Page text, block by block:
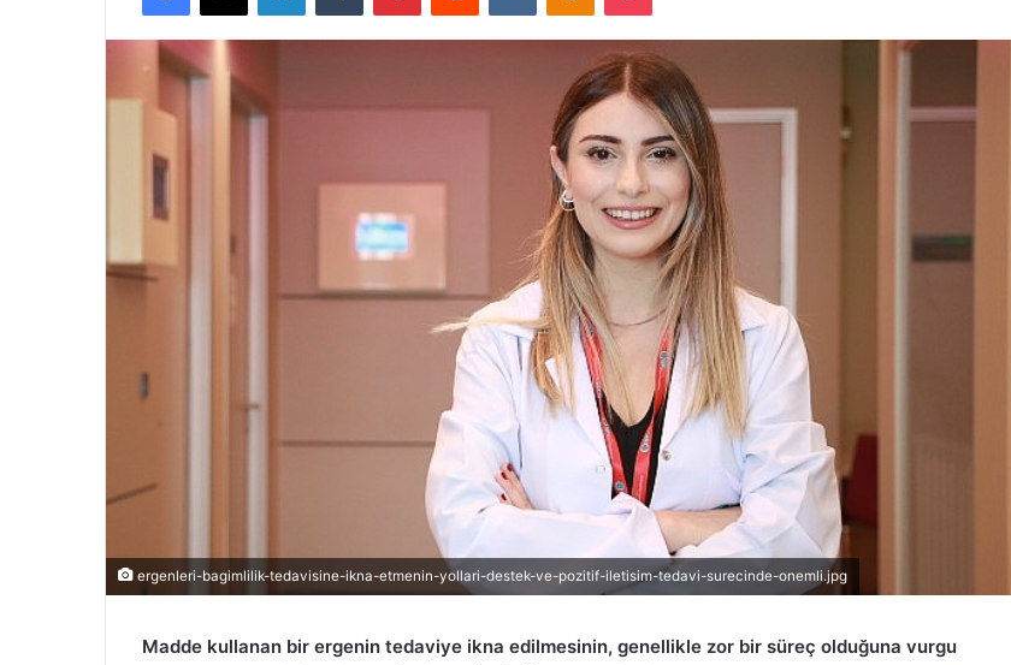
ergenleri-bagimlilik-tedavisine-ikna-etmenin-yollari-destek-ve-pozitif-iletisim-tedavi-surecinde-onemli.jpg
Madde kullanan bir ergenin tedaviye ikna edilmesinin, genellikle zor bir süreç olduğuna vurgu